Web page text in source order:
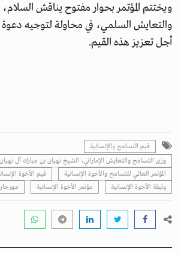
ويختتم المؤتمر بحوار مفتوح يناقش السلام،
والتعايش السلمي، في محاولة لتوجيه
أجل تعزيز هذه القيم.
قيم التسامح والإنسانية
وزير التسامح والتعايش الإماراتي، الشيخ نهيان بن مبارك آل نهيان
المؤتمر العالمي للتسامح والأخوة الإنسانية
قيم الأخوة
وثيقة الأخوة الإنسانية
مؤتمر الأخوة الإنسانية